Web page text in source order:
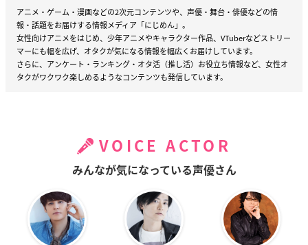
アニメ・ゲーム・漫画などの2次元コンテンツや、声優・舞台・俳優などの情
報・話題をお届けする情報メディア「にじめん」。
女性向けアニメをはじめ、少年アニメやキャラクター作品、VTuberなどストリー
マーにも幅を広げ、オタクが気になる情報を幅広くお届けしています。
さらに、アンケート・ランキング・オタ活（推し活）お役立ち情報など、女性オ
タクがワクワク楽しめるようなコンテンツも発信しています。
VOICE ACTOR
みんなが気になっている声優さん